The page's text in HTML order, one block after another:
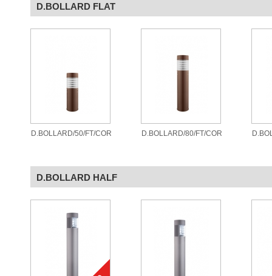
D.BOLLARD FLAT
D.BOLLARD/50/FT/COR D.BOLLARD/80/FT/COR
D.BOLLARD HALF